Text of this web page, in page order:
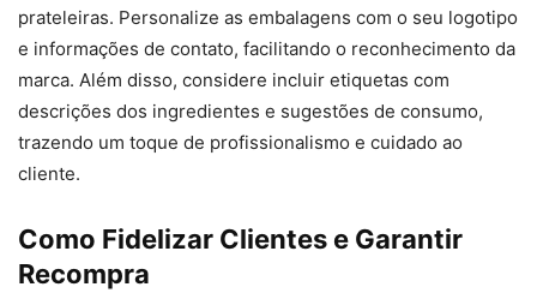
prateleiras. Personalize as embalagens com o seu logotipo
e informações de contato, facilitando o reconhecimento da
marca. Além disso, considere incluir etiquetas com
descrições dos ingredientes e sugestões de consumo,
trazendo um toque de profissionalismo e cuidado ao
cliente.
Como Fidelizar Clientes e Garantir
Recompra